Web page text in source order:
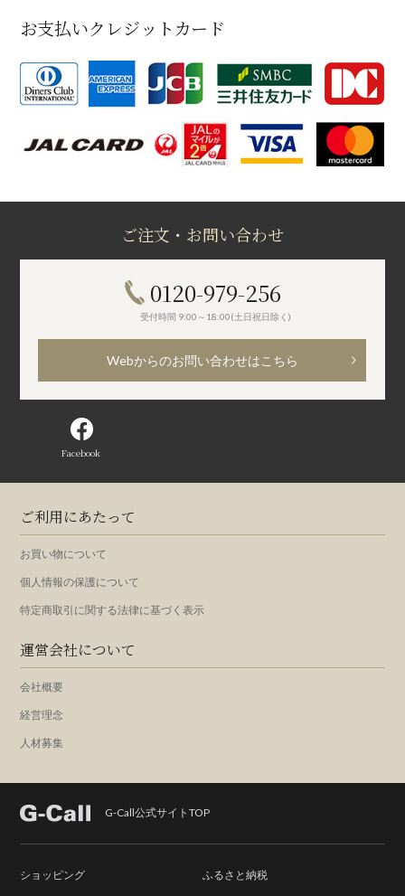
お支払いクレジットカード
ご注文・お問い合わせ
0120-979-256
受付時間 9:00～18:00(土日祝日除く)
Webからのお問い合わせはこちら
Facebook
ご利用にあたって
お買い物について
個人情報の保護について
特定商取引に関する法律に基づく表示
運営会社について
会社概要
経営理念
人材募集
G-Call公式サイトTOP
ショッピング ふるさと納税